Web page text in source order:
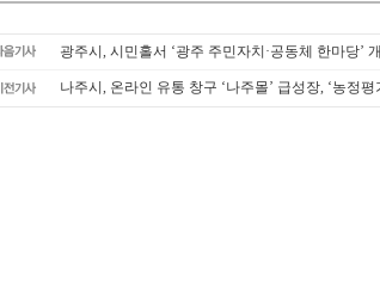
광주시, 시민홀서 ‘광주 주민자치·공동체 한마당’
나주시, 온라인 유통 창구 ‘나주몰’ 급성장, ‘농정